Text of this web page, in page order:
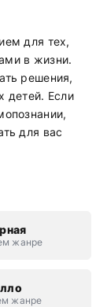
для тех,
в жизни.
решения,
детей. Если
для вас
жанре
жанре